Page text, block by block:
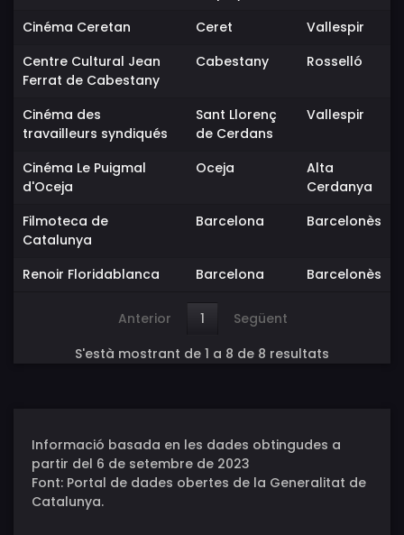
Cinéma Ceretan
Ceret
Vallespir
Centre Cultural Jean
Ferrat de Cabestany
Cabestany Rosselló
Cinéma des
travailleurs syndiqués
Sant Llorenç
de Cerdans
Vallespir
Cinéma Le Puigmal
d'Oceja
Oceja
Alta
Cerdanya
Filmoteca de
Catalunya
Barcelona Barcelonès
Renoir Floridablanca Barcelona Barcelonès
Anterior 1
Següent
S'està mostrant de 1 a 8 de 8 resultats
Informació basada en les dades obtingudes a
partir del 6 de setembre de 2023
Font: Portal de dades obertes de la Generalitat de
Catalunya.